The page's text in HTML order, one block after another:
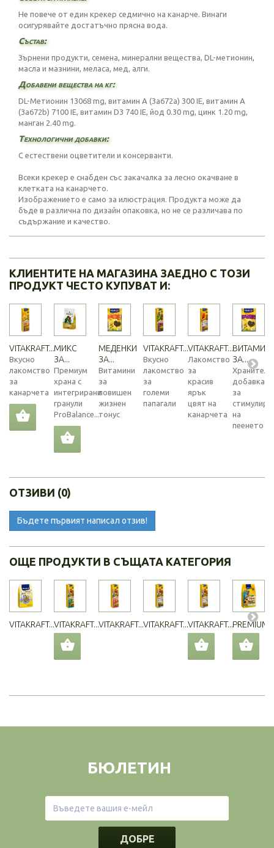
Не повече от един крекер седмично на канарче. Винаги
осигурявайте достатъчно прясна вода.
Състав:
Зърнени продукти, семена, минерални вещества, DL-метионин,
масла и мазнини, меласа, мед, алги.
Добавени вещества на кг:
DL-Метионин 13068 mg, витамин А (3a672a) 300 IE, витамин А
(3a672b) 7100 IE, витамин D3 740 IE, йод 0.30 mg, цинк 1.20 mg,
манган 2.40 mg.
Технологични добавки:
С естествени оцветители и консерванти.
Всеки крекер е снабден със закачалка за лесно окачване в
клетката на канарчето.
Изображението е само за илюстрация. Продукта може да
бъде в различна по дизайн опаковка, но не се различава по
съдържание и качество.
КЛИЕНТИТЕ НА МАГАЗИНА ЗАЕДНО С ТОЗИ
ПРОДУКТ ЧЕСТО КУПУВАТ И:
VITAKRAFT...
Вкусно
лакомство
за
канарчета
МИКС
ЗА...
Премиум
храна с
интегрирани
гранули
ProBalance...
МЕДЕНКИ
ЗА...
Витамини
за
повишен
жизнен
тонус
VITAKRAFT...
Вкусно
лакомство
за
големи
папагали
VITAKRAFT...
Лакомство
за
красив
ярък
цвят на
канарчета
ЗА...
добавка
за
на
пеенето
ОТЗИВИ (0)
Бъдете първият написал отзив!
ОЩЕ ПРОДУКТИ В СЪЩАТА КАТЕГОРИЯ
VITAKRAFT...VITAKRAFT...VITAKRAFT...VITAKRAFT...VITAKRAFT...PREMIUM...
БЮЛЕТИН
ДОБРЕ